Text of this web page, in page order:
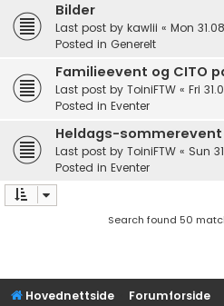
Bilder
Last post by kawlii « Mon
Posted in Generelt
Familieevent og CITO
Last post by ToiniFTW « Fri
Posted in Eventer
Heldags-sommerevent
Last post by ToiniFTW « Sun
Posted in Eventer
Search found 50
Hovednettside Forumforside